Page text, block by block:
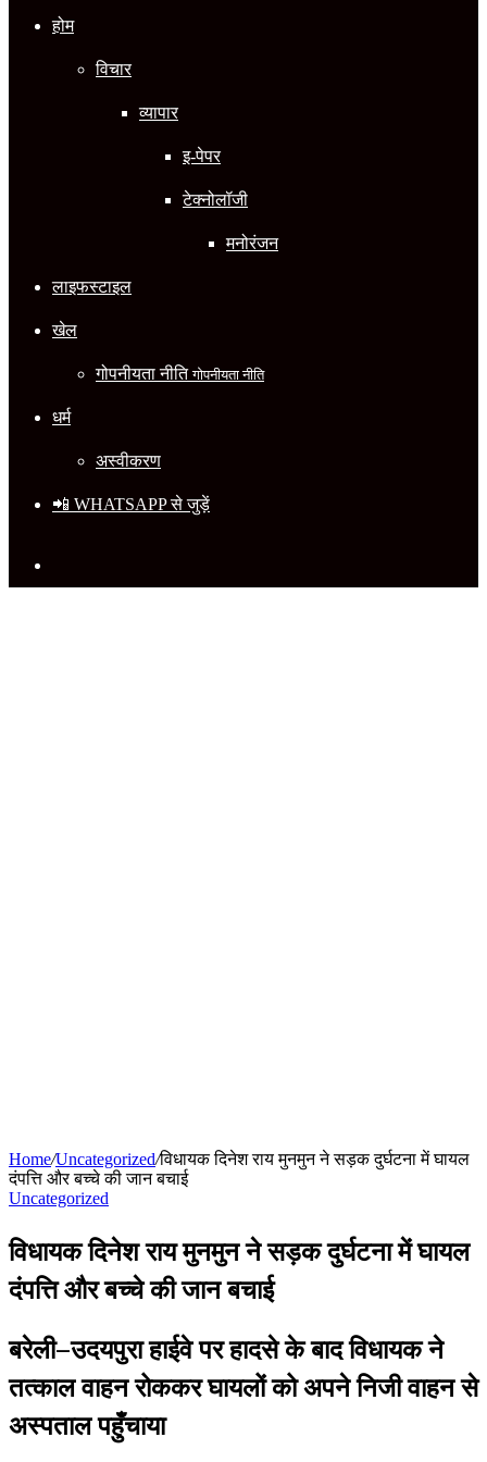
होम
विचार
व्यापार
इ-पेपर
टेक्नोलॉजी
मनोरंजन
लाइफस्टाइल
खेल
गोपनीयता नीतिगोपनीयता नीति
धर्म
अस्वीकरण
📲 WHATSAPP से जुड़ें
Home/Uncategorized/विधायक दिनेश राय मुनमुन ने सड़क दुर्घटना में घायल
दंपत्ति और बच्चे की जान बचाई
Uncategorized
विधायक दिनेश राय मुनमुन ने सड़क दुर्घटना में घायल
दंपत्ति और बच्चे की जान बचाई
बरेली–उदयपुरा हाईवे पर हादसे के बाद विधायक ने
तत्काल वाहन रोककर घायलों को अपने निजी वाहन से
अस्पताल पहुँचाया